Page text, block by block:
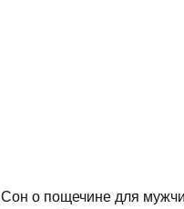
Сон о пощечине для